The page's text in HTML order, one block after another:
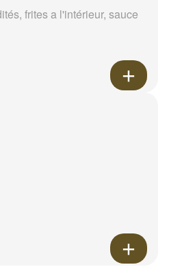
frites a l'intérieur, sauce